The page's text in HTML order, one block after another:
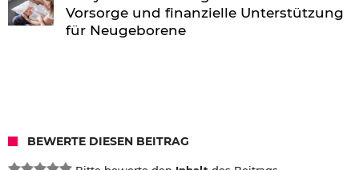
Vorsorge und finanzielle Unterstützung
für Neugeborene
BEWERTE DIESEN BEITRAG